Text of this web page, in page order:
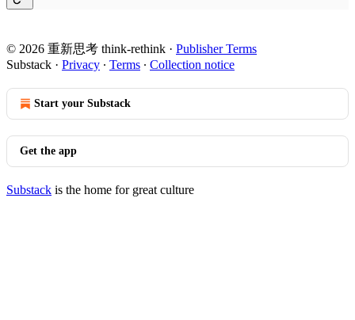
© 2026 重新思考 think-rethink · Publisher Terms
Substack · Privacy ∙ Terms ∙ Collection notice
Start your Substack
Get the app
Substack is the home for great culture